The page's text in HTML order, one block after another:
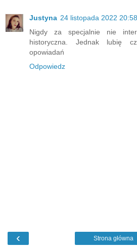
Justyna 24 listopada 2022 20:58
Nigdy za specjalnie nie
historyczna. Jednak lubię
opowiadań
Odpowiedz
‹ Strona główna